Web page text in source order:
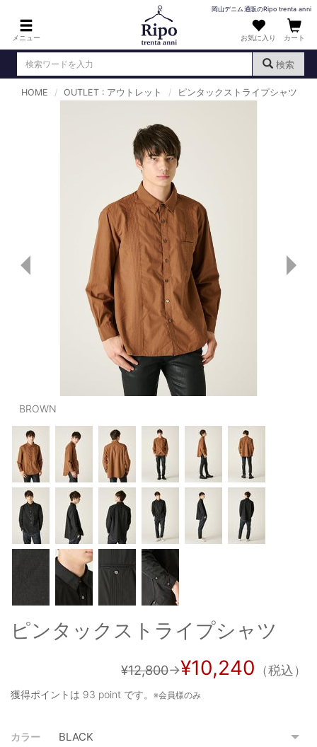
メニュー
岡山デニム通販のRipo trenta anni
お気に入り カート
検索
TOPS : トップス
T-SHIRT : Tシャツ
KNIT : ニット
SHIRT : シャツ
OUTERS : アウター
LADIES : レディース
PANTS/SKIRT : パンツ・スカート
TOPS : トップス
OUTERS : アウター
OUTLET : アウトレット
MENS : メンズ
LADIES : レディース
新規会員登録
特定商取引法に基づく表記
お問い合わせ
HOME OUTLET : アウトレット ピンタックストライプシャツ
BROWN
ピンタックストライプシャツ
¥12,800→¥10,240 （税込）
獲得ポイントは 93 point です。 ※会員様のみ
カラー